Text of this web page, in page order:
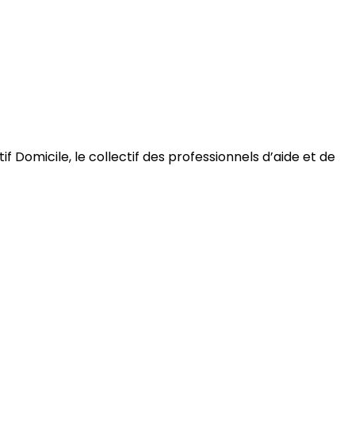
Domicile, le collectif des professionnels d’aide et de